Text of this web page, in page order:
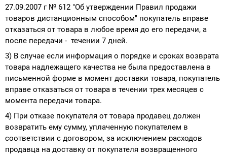
27.09.2007 г № 612 "Об утверждении Правил продажи
товаров дистанционным способом" покупатель вправе
отказаться от товара в любое время до его передачи, а
после передачи - течении 7 дней.
3) В случае если информация о порядке и сроках возврата
товара надлежащего качества не была предоставлена в
письменной форме в момент доставки товара, покупатель
вправе отказаться от товара в течении трех месяцев с
момента передачи товара.
4) При отказе покупателя от товара продавец должен
возвратить ему сумму, уплаченную покупателем в
соответствии с договором, за исключением расходов
продавца на доставку от покупателя возвращенного